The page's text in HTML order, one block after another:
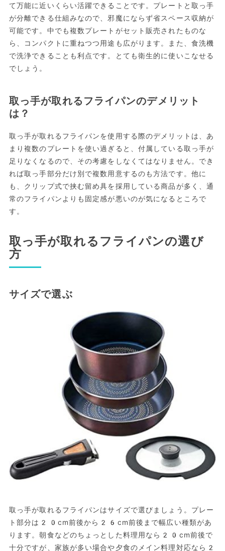
て万能に近いくらい活躍できることです。プレートと取っ手
が分離できる仕組みなので、邪魔にならず省スペース収納が
可能です。中でも複数プレートがセット販売されたものな
ら、コンパクトに重ねつつ用途も広がります。また、食洗機
で洗浄できることも利点です。とても衛生的に使いこなせる
でしょう。
取っ手が取れるフライパンのデメリット
は？
取っ手が取れるフライパンを使用する際のデメリットは、あ
まり複数のプレートを使い過ぎると、付属している取っ手が
足りなくなるので、その考慮をしなくてはなりません。でき
れば取っ手部分だけ別で複数用意するのも方法です。他に
も、クリップ式で挟む留め具を採用している商品が多く、通
常のフライパンよりも固定感が悪いのが気になるところで
す。
取っ手が取れるフライパンの選び
方
サイズで選ぶ
取っ手が取れるフライパンはサイズで選びましょう。プレー
ト部分は20cm前後から26cm前後まで幅広い種類があ
ります。朝食などのちょっとした料理用なら20cm前後で
十分ですが、家族が多い場合や夕食のメイン料理対応なら2